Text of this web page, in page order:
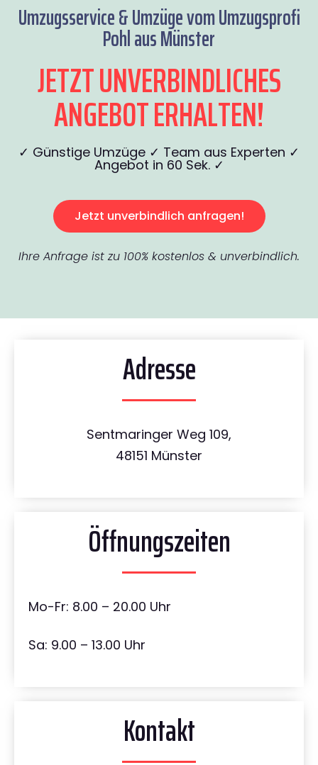
Umzugsservice & Umzüge vom Umzugsprofi
Pohl aus Münster
JETZT UNVERBINDLICHES
ANGEBOT ERHALTEN!
✓ Günstige Umzüge ✓ Team aus Experten ✓
Angebot in 60 Sek. ✓
Jetzt unverbindlich anfragen!
Ihre Anfrage ist zu 100% kostenlos & unverbindlich.
Adresse
Sentmaringer Weg 109,
48151 Münster
Öffnungszeiten
Mo-Fr: 8.00 – 20.00 Uhr
Sa: 9.00 – 13.00 Uhr
Kontakt